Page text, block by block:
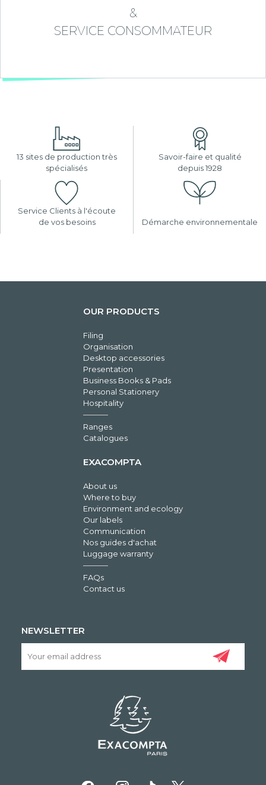
&
SERVICE CONSOMMATEUR
13 sites de production très
spécialisés
Savoir-faire et qualité
depuis 1928
Service Clients à l'écoute
de vos besoins
Démarche environnementale
OUR PRODUCTS
Filing
Organisation
Desktop accessories
Presentation
Business Books & Pads
Personal Stationery
Hospitality
Ranges
Catalogues
EXACOMPTA
About us
Where to buy
Environment and ecology
Our labels
Communication
Nos guides d'achat
Luggage warranty
FAQs
Contact us
NEWSLETTER